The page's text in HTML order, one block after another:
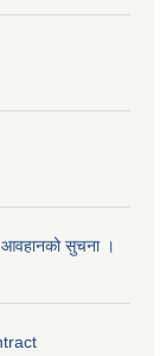
आवहानको सुचना ।